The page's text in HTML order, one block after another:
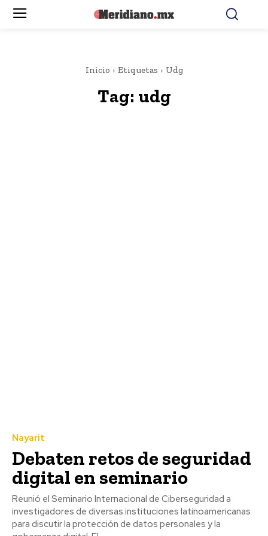
Inicio Etiquetas Udg
Tag: udg
Nayarit
Debaten retos de seguridad
digital en seminario
Reunió el Seminario Internacional de Ciberseguridad a
investigadores de diversas instituciones latinoamericanas
para discutir la protección de datos personales y la